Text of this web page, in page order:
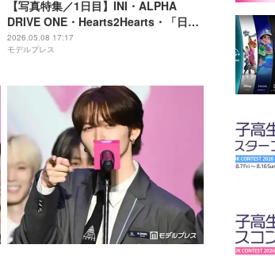
【写真特集／1日目】INI・ALPHA
DRIVE ONE・Hearts2Hearts・「日プ
新世界」練習生ら集結＜KCON JAPAN
2026／レッドカーペット＞
2026.05.08 17:17
モデルプレス